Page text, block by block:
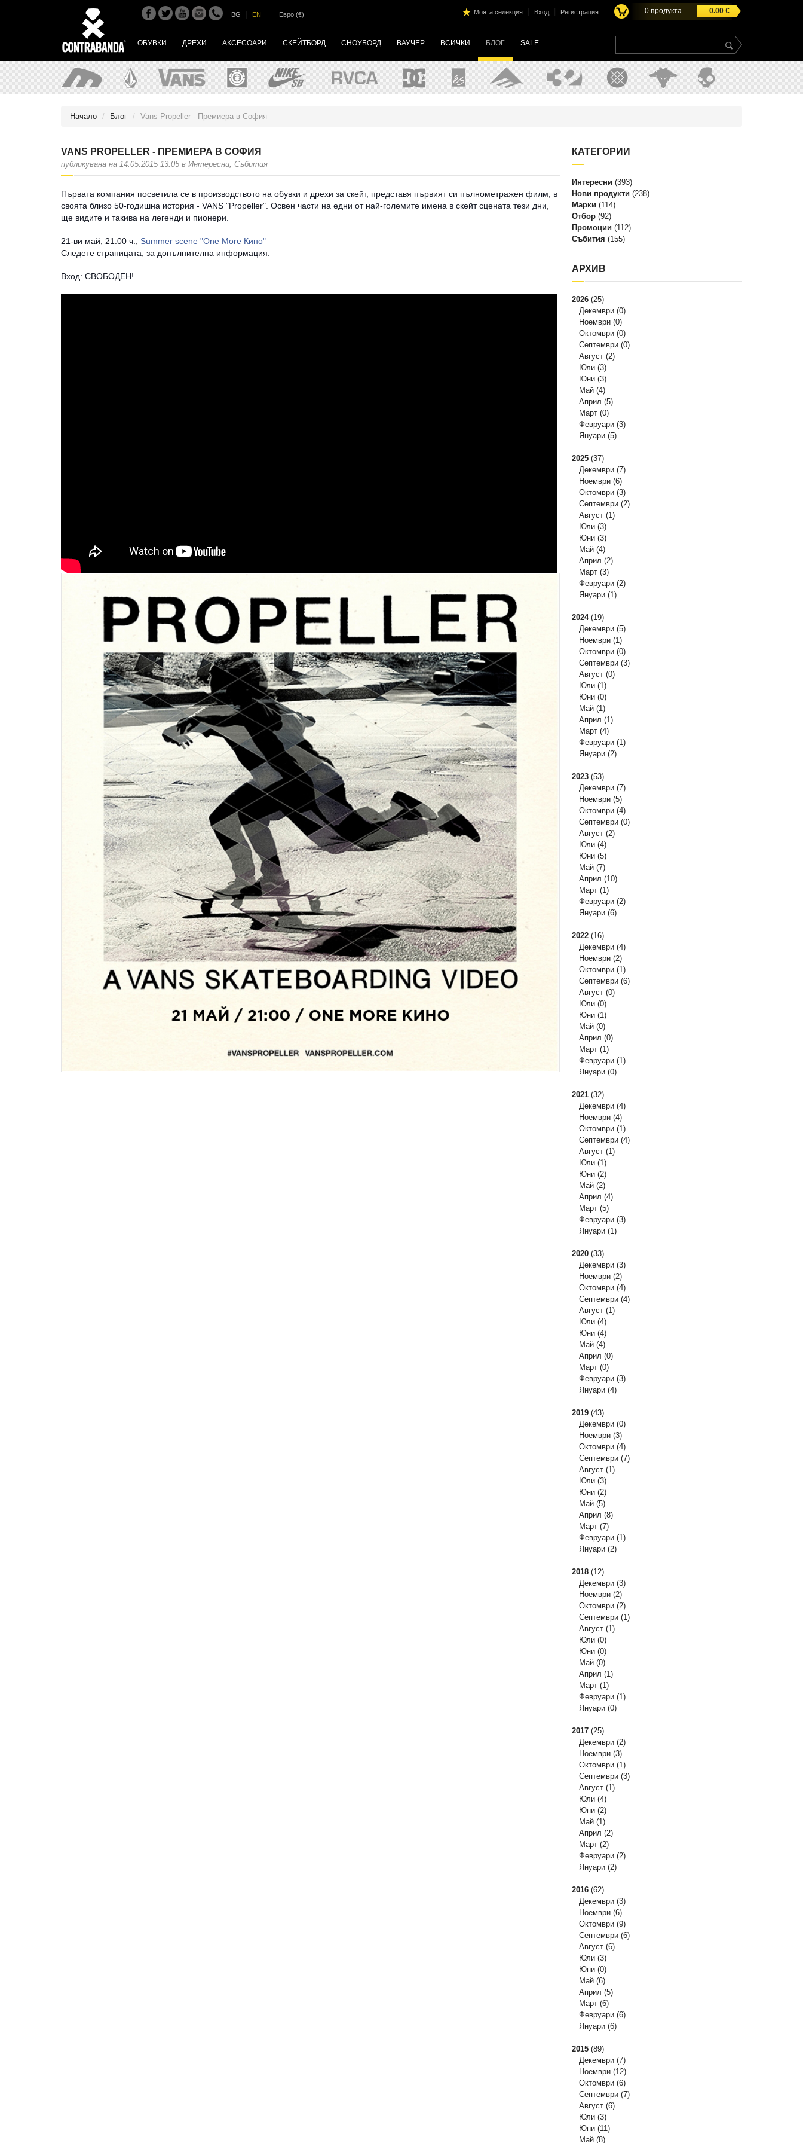
BG EN Евро (€) Моята селекция Вход Регистрация 0 продукта 0.00€
ОБУВКИ ДРЕХИ АКСЕСОАРИ СКЕЙТБОРД СНОУБОРД ВАУЧЕР ВСИЧКИ БЛОГ SALE
Начало Блог Vans Propeller - Премиера в София
VANS PROPELLER - ПРЕМИЕРА В СОФИЯ
публикувана на 14.05.2015 13:05 в Интересни, Събития
Първата компания посветила се в производството на обувки и дрехи за скейт, представя първият си пълнометражен филм, в
своята близо 50-годишна история - VANS "Propeller". Освен части на едни от най-големите имена в скейт сцената тези дни,
ще видите и такива на легенди и пионери.
21-ви май, 21:00 ч., Summer scene "One More Кино"
Следете страницата, за допълнителна информация.
Вход: СВОБОДЕН!
КАТЕГОРИИ
Интересни (393)
Нови продукти (238)
Марки (114)
Отбор (92)
Промоции (112)
Събития (155)
АРХИВ
2026 (25)
Декември (0)
Ноември (0)
Октомври (0)
Септември (0)
Август (2)
Юли (3)
Юни (3)
Май (4)
Април (5)
Март (0)
Февруари (3)
Януари (5)
2025 (37)
Декември (7)
Ноември (6)
Октомври (3)
Септември (2)
Август (1)
Юли (3)
Юни (3)
Май (4)
Април (2)
Март (3)
Февруари (2)
Януари (1)
2024(19)
Декември (5)
Ноември (1)
Октомври (0)
Септември (3)
Август (0)
Юли (1)
Юни (0)
Май (1)
Април (1)
Март (4)
Февруари (1)
Януари (2)
2023 (53)
Декември (7)
Ноември (5)
Октомври (4)
Септември (0)
Август (2)
Юли (4)
Юни (5)
Май (7)
Април (10)
Март (1)
Февруари (2)
Януари (6)
2022 (16)
Декември (4)
Ноември (2)
Октомври (1)
Септември (6)
Август (0)
Юли (0)
Юни (1)
Май (0)
Април (0)
Март (1)
Февруари (1)
Януари (0)
2021 (32)
Декември (4)
Ноември (4)
Октомври (1)
Септември (4)
Август (1)
Юли (1)
Юни (2)
Май (2)
Април (4)
Март (5)
Февруари (3)
Януари (1)
2020 (33)
Декември (3)
Ноември (2)
Октомври (4)
Септември (4)
Август (1)
Юли (4)
Юни (4)
Май (4)
Април (0)
Март (0)
Февруари (3)
Януари (4)
2019 (43)
Декември (0)
Ноември (3)
Октомври (4)
Септември (7)
Август (1)
Юли (3)
Юни (2)
Май (5)
Април (8)
Март (7)
Февруари (1)
Януари (2)
2018 (12)
Декември (3)
Ноември (2)
Октомври (2)
Септември (1)
Август (1)
Юли (0)
Юни (0)
Май (0)
Април (1)
Март (1)
Февруари (1)
Януари (0)
2017 (25)
Декември (2)
Ноември (3)
Октомври (1)
Септември (3)
Август (1)
Юли (4)
Юни (2)
Май (1)
Април (2)
Март (2)
Февруари (2)
Януари (2)
2016 (62)
Декември (3)
Ноември (6)
Октомври (9)
Септември (6)
Август (6)
Юли (3)
Юни (0)
Май (6)
Април (5)
Март (6)
Февруари (6)
Януари (6)
2015 (89)
Декември (7)
Ноември (12)
Октомври (6)
Септември (7)
Август (6)
Юли (3)
Юни (11)
Май (8)